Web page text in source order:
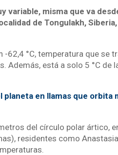
misma que va
de Tongulakh,
°C, temperatura que se
Además, está a solo 5 °C de
planeta en llamas que orbita
del círculo polar ártico,
residentes como